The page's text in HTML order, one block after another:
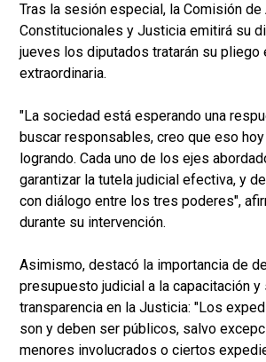
Tras la sesión especial, la Comisión de
Constitucionales y Justicia emitirá su
jueves los diputados tratarán su pliego
extraordinaria.
"La sociedad está esperando una
buscar responsables, creo que eso
logrando. Cada uno de los ejes
garantizar la tutela judicial efectiva, y
con diálogo entre los tres poderes",
durante su intervención.
Asimismo, destacó la importancia de
presupuesto judicial a la capacitación y
transparencia en la Justicia: "Los
son y deben ser públicos, salvo
menores involucrados o ciertos